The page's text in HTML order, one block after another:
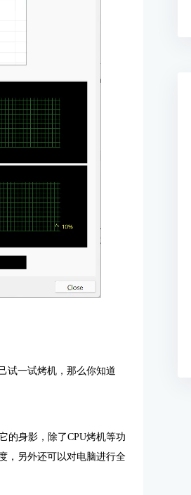
试一试烤机，那么你知道
的身影，除了CPU烤机等功
，另外还可以对电脑进行全